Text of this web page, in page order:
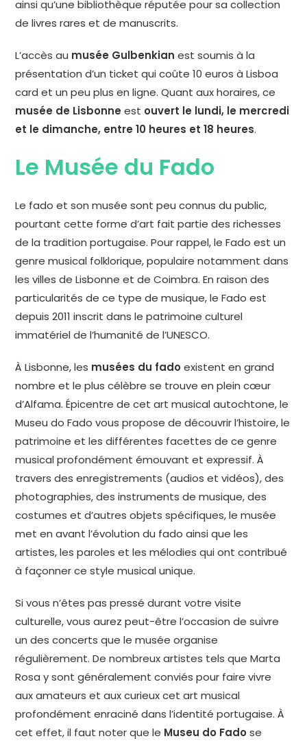
ainsi qu’une bibliothèque réputée pour sa collection
de livres rares et de manuscrits.
L’accès au musée Gulbenkian est soumis à la
présentation d’un ticket qui coûte 10 euros à Lisboa
card et un peu plus en ligne. Quant aux horaires, ce
musée de Lisbonne est ouvert le lundi, le mercredi
et le dimanche, entre 10 heures et 18 heures.
Le Musée du Fado
Le fado et son musée sont peu connus du public,
pourtant cette forme d’art fait partie des richesses
de la tradition portugaise. Pour rappel, le Fado est un
genre musical folklorique, populaire notamment dans
les villes de Lisbonne et de Coimbra. En raison des
particularités de ce type de musique, le Fado est
depuis 2011 inscrit dans le patrimoine culturel
immatériel de l’humanité de l’UNESCO.
À Lisbonne, les musées du fadoexistent en grand
nombre et le plus célèbre se trouve en plein cœur
d’Alfama. Épicentre de cet art musical autochtone, le
Museu do Fado vous propose de découvrir l’histoire, le
patrimoine et les différentes facettes de ce genre
musical profondément émouvant et expressif. À
travers des enregistrements (audios et vidéos), des
photographies, des instruments de musique, des
costumes et d’autres objets spécifiques, le musée
met en avant l’évolution du fado ainsi que les
artistes, les paroles et les mélodies qui ont contribué
à façonner ce style musical unique.
Si vous n’êtes pas pressé durant votre visite
culturelle, vous aurez peut-être l’occasion de suivre
un des concerts que le musée organise
régulièrement. De nombreux artistes tels que Marta
Rosa y sont généralement conviés pour faire vivre
aux amateurs et aux curieux cet art musical
profondément enraciné dans l’identité portugaise. À
cet effet, il faut noter que le Museu do Fadose